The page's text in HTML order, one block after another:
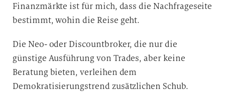
Finanzmärkte ist für mich, dass die Nachfrageseite
bestimmt, wohin die Reise geht.
Die Neo- oder Discountbroker, die nur die
günstige Ausführung von Trades, aber keine
Beratung bieten, verleihen dem
Demokratisierungstrend zusätzlichen Schub.